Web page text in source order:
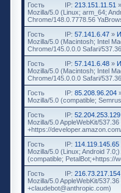
Гость
IP: 213.151.11.51 »
Mozilla/5.0 (Linux; arm_64;
Chrome/148.0.7778.56
Гость
IP: 57.141.6.47 »
Mozilla/5.0 (Macintosh; Intel
Chrome/145.0.0.0 Safari/
Гость
IP: 57.141.6.48 »
Mozilla/5.0 (Macintosh; Intel
Chrome/145.0.0.0 Safari/
Гость
IP: 85.208.96.204
Mozilla/5.0 (compatible;
Гость
IP: 52.204.253.129
Mozilla/5.0 AppleWebKit/
+https://
Гость
IP: 114.119.145.65
Mozilla/5.0 (Linux; Android
(compatible; PetalBot;+https://
Гость
IP: 216.73.217.154
Mozilla/5.0 AppleWebKit/
+claudebot@anthropic.com)